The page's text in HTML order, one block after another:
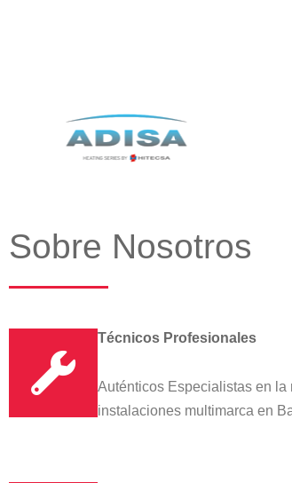
Sobre Nosotros
Técnicos Profesionales
Auténticos Especialistas en la
instalaciones multimarca en